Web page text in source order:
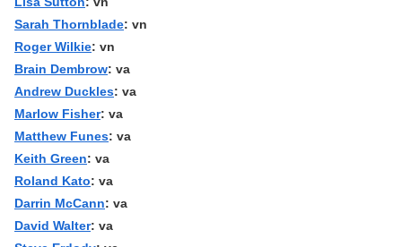
Sarah Thornblade: vn
Roger Wilkie: vn
Brain Dembrow: va
Andrew Duckles: va
Marlow Fisher: va
Matthew Funes: va
Keith Green: va
Roland Kato: va
Darrin McCann: va
David Walter: va